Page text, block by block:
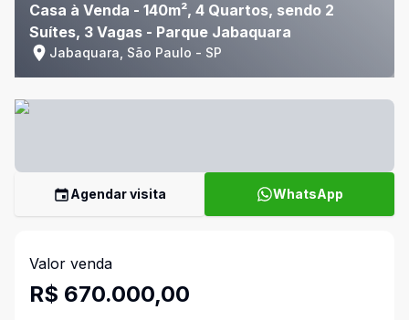
Casa à Venda - 140m², 4 Quartos, sendo 2
Suítes, 3 Vagas - Parque Jabaquara
Jabaquara, São Paulo - SP
Agendar visita WhatsApp
Valor venda
R$ 670.000,00